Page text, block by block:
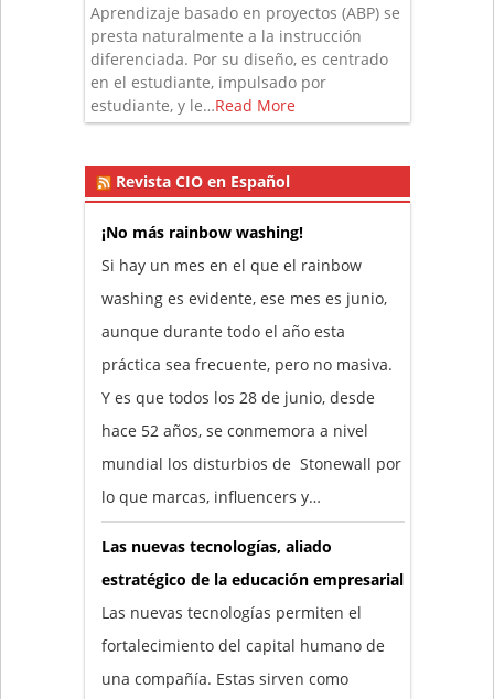
Aprendizaje basado en proyectos (ABP) se
presta naturalmente a la instrucción
diferenciada. Por su diseño, es centrado
en el estudiante, impulsado por
estudiante, y le…Read More
Revista CIO en Español
¡No más rainbow washing!
Si hay un mes en el que el rainbow
washing es evidente, ese mes es junio,
aunque durante todo el año esta
práctica sea frecuente, pero no masiva.
Y es que todos los 28 de junio, desde
hace 52 años, se conmemora a nivel
mundial los disturbios de Stonewall por
lo que marcas, influencers y…
Las nuevas tecnologías, aliado
estratégico de la educación empresarial
Las nuevas tecnologías permiten el
fortalecimiento del capital humano de
una compañía. Estas sirven como